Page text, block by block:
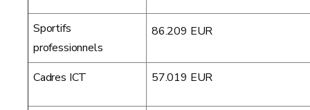
Sportifs
professionnels
86.209 EUR
Cadres ICT 57.019 EUR